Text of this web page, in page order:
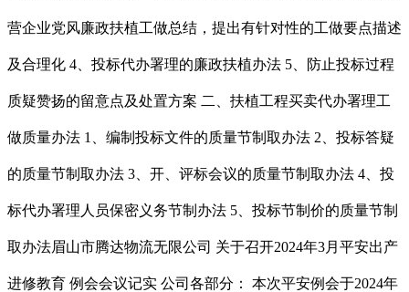
营企业党风廉政扶植工做总结，提出有针对性的工做要点描述
及合理化 4、投标代办署理的廉政扶植办法 5、防止投标过程
质疑赞扬的留意点及处置方案 二、扶植工程买卖代办署理工
做质量办法 1、编制投标文件的质量节制取办法 2、投标答疑
的质量节制取办法 3、开、评标会议的质量节制取办法 4、投
标代办署理人员保密义务节制办法 5、投标节制价的质量节制
取办法眉山市腾达物流无限公司 关于召开2024年3月平安出产
进修教育 例会会议记实 公司各部分： 本次平安例会于2024年